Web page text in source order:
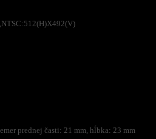
prednej časti: 21 mm, hĺbka: 23 mm